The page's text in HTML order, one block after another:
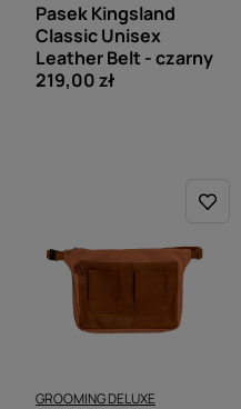
Pasek Kingsland
Classic Unisex
Leather Belt - czarny
219,00 zł
GROOMING DELUXE